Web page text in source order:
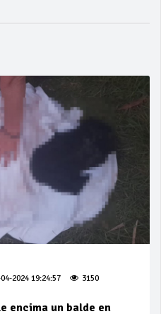
2024 19:24:57 3150
encima un balde en